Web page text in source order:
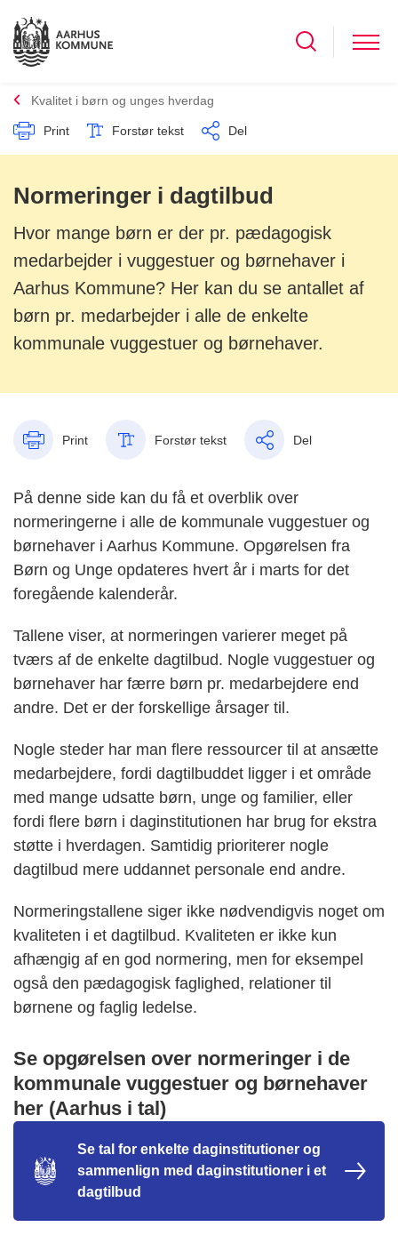
Kvalitet i børn og unges hverdag
Print Forstør tekst Del
Normeringer i dagtilbud
Hvor mange børn er der pr. pædagogisk
medarbejder i vuggestuer og børnehaver i
Aarhus Kommune? Her kan du se antallet af
børn pr. medarbejder i alle de enkelte
kommunale vuggestuer og børnehaver.
Print Forstør tekst Del
På denne side kan du få et overblik over
normeringerne i alle de kommunale vuggestuer og
børnehaver i Aarhus Kommune. Opgørelsen fra
Børn og Unge opdateres hvert år i marts for det
foregående kalenderår.
Tallene viser, at normeringen varierer meget på
tværs af de enkelte dagtilbud. Nogle vuggestuer og
børnehaver har færre børn pr. medarbejdere end
andre. Det er der forskellige årsager til.
Nogle steder har man flere ressourcer til at ansætte
medarbejdere, fordi dagtilbuddet ligger i et område
med mange udsatte børn, unge og familier, eller
fordi flere børn i daginstitutionen har brug for ekstra
støtte i hverdagen. Samtidig prioriterer nogle
dagtilbud mere uddannet personale end andre.
Normeringstallene siger ikke nødvendigvis noget om
kvaliteten i et dagtilbud. Kvaliteten er ikke kun
afhængig af en god normering, men for eksempel
også den pædagogisk faglighed, relationer til
børnene og faglig ledelse.
Se opgørelsen over normeringer i de
kommunale vuggestuer og børnehaver
her (Aarhus i tal)
Se tal for enkelte daginstitutioner og
sammenlign med daginstitutioner i et
dagtilbud